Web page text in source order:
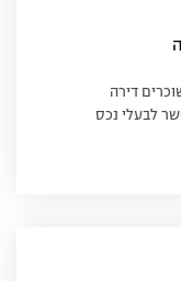
דירה
לבעלי נכס